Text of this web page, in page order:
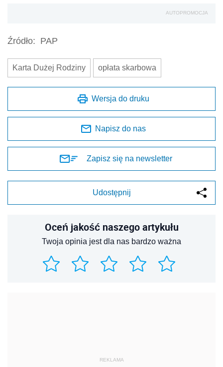
AUTOPROMOCJA
Źródło: PAP
Karta Dużej Rodziny opłata skarbowa
Wersja do druku
Napisz do nas
Zapisz się na newsletter
Udostępnij
Oceń jakość naszego artykułu
Twoja opinia jest dla nas bardzo ważna
REKLAMA